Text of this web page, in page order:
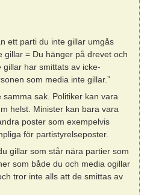
ett parti du inte gillar umgås
gillar = Du hänger på drevet och
har smittats av icke-
som media inte gillar.”
sak. Politiker kan vara
helst. Minister kan bara vara
poster som exempelvis
för partistyrelseposter.
gillar som står nära partier som
som både du och media ogillar
tror inte alls att de smittas av